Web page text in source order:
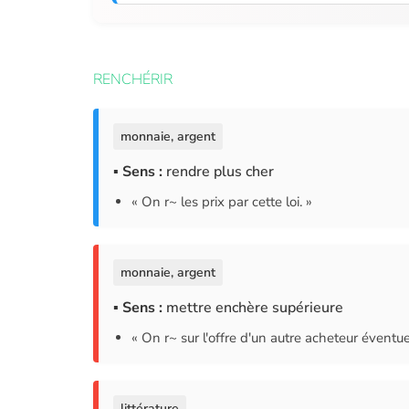
RENCHÉRIR
monnaie, argent
▪ Sens : rendre plus cher
« On r~ les prix par cette loi. »
monnaie, argent
▪ Sens : mettre enchère supérieure
« On r~ sur l'offre d'un autre acheteur